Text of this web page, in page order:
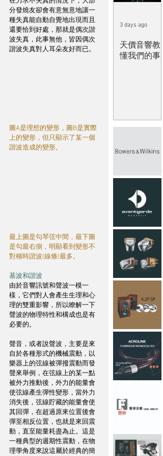
分發燒友卻會有意無意地讓一
種失真能自動自覺地出現而且
還要恰到好處，那就是偶次諧
波失真，此事無他，皆因偶次
諧波失真對人耳朵友好而已。
圖A是理想的變形，圖B是實際
上的變形，但只顯示了某一個
諧波造成的變形。
最上圖是勾琴弦中間，最下圖
是勾最右側，明顯看到變形不
對稱時諧波(線條)最多。
基波和諧波
由於音響訊號和聲波一模一
樣，它們對人會產生生理和心
理的雙重影響，所以瞭解一下
聲波的物理特性和構成也是有
必要的。
聲音，或者說聲波，主要是來
自於各種形式的機械震動，以
樂器上的弦線被彈撥震動而發
聲來舉例，在弦線上的某一點
被外力推動後，外力的能量會
使弦線產生彈性變形，當外力
消失後，弦線貯藏的能量會使
其回彈，在超過原來位置後會
彈至相反位置，也就是來回震
動，直至能量耗盡為止。這是
一種典型的週期性震動，在物
理學角度來說這屬於經典的簡
天價音響教
懂我們的事
3 days ago